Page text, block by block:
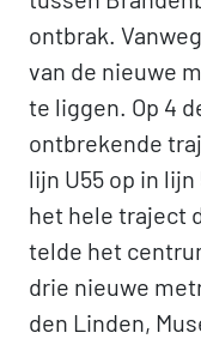
ontbrak.
van de nieuwe
te liggen. Op 4
ontbrekende
lijn U55 op in
het hele traject
telde het
drie nieuwe
den Linden,